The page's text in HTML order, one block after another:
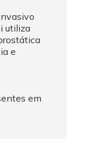
utiliza
e
em